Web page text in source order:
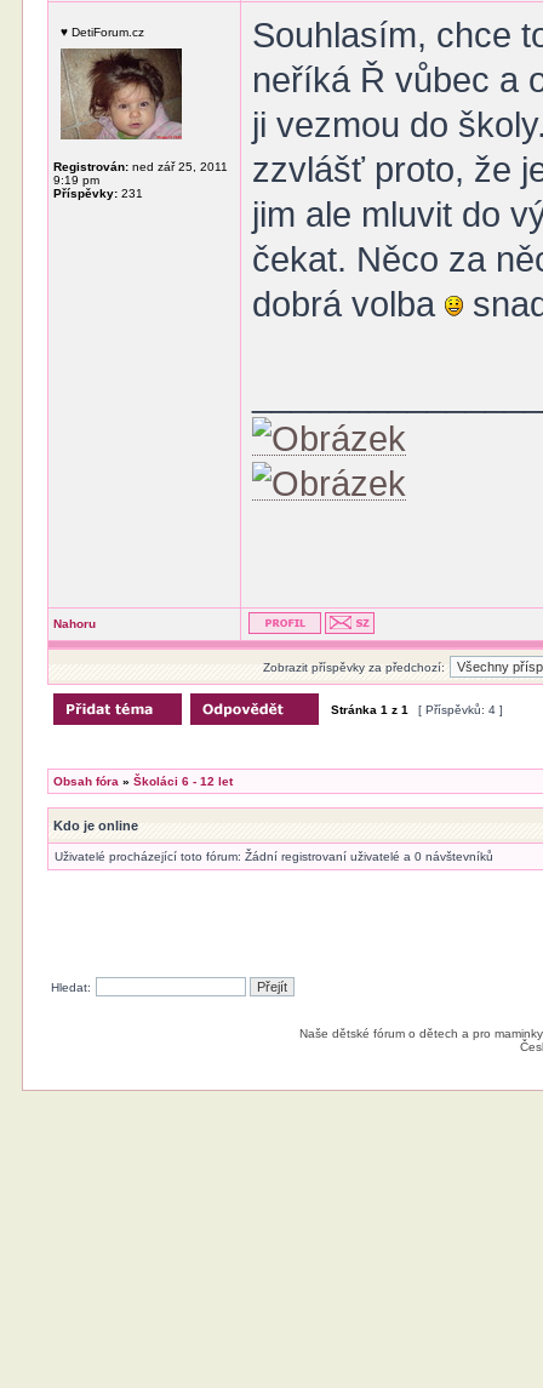
♥ DetiForum.cz
Registrován: ned zář 25, 2011
9:19 pm
Příspěvky: 231
Souhlasím, chce
neříká Ř vůbec a
ji vezmou do
zzvlášť proto, že
jim ale mluvit do
čekat. Něco za
dobrá volba
Nahoru
Zobrazit příspěvky za předchozí:
Stránka1 z1 [ Příspěvků: 4 ]
Obsah fóra »Školáci 6 - 12 let
Kdo je online
Uživatelé procházející toto fórum: Žádní registrovaní uživatelé a 0 návštevníků
Hledat:
Naše dětské fórum o dětech a pro